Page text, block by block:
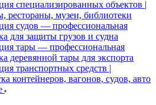
специализированных объектов |
рестораны, музеи, библиотеки
судов — профессиональная
для защиты грузов и судна
тары — профессиональная
деревянной тары для экспорта
транспортных средств |
контейнеров, вагонов, судов, авто